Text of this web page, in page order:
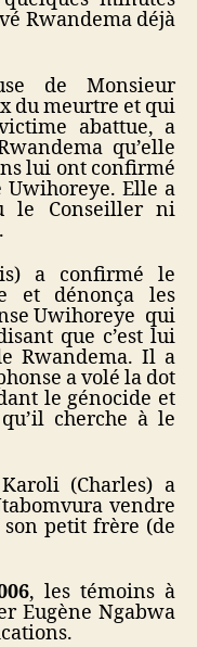
Rwandema déjà
de Monsieur
du meurtre et qui
abattue, a
qu’elle
lui ont confirmé
Uwihoreye. Elle a
le Conseiller ni
a confirmé le
et dénonça les
Uwihoreye qui
que c’est lui
Rwandema. Il a
a volé la dot
le génocide et
cherche à le
(Charles) a
vendre
petit frère (de
, les témoins à
Eugène Ngabwa